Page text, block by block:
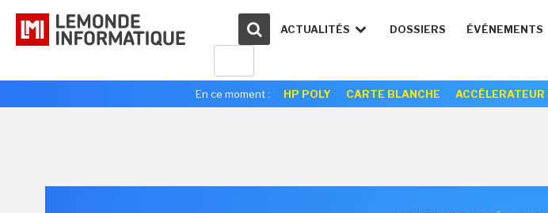
ACTUALITÉS DOSSIERS ÉVÉNEMENTS
En ce moment : HP POLY CARTE BLANCHE ACCÉLERATEUR